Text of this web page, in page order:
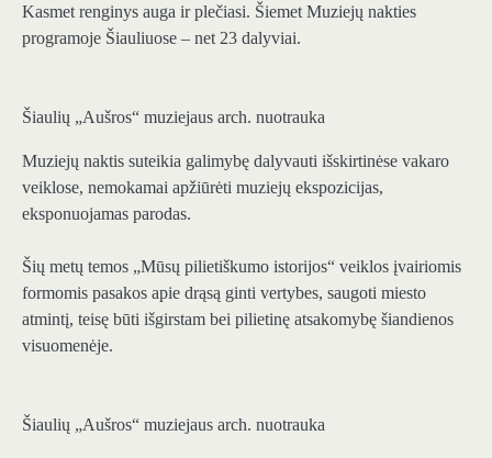
Kasmet renginys auga ir plečiasi. Šiemet Muziejų nakties
programoje Šiauliuose – net 23 dalyviai.
Šiaulių „Aušros“ muziejaus arch. nuotrauka
Muziejų naktis suteikia galimybę dalyvauti išskirtinėse vakaro
veiklose, nemokamai apžiūrėti muziejų ekspozicijas,
eksponuojamas parodas.
Šių metų temos „Mūsų pilietiškumo istorijos“ veiklos įvairiomis
formomis pasakos apie drąsą ginti vertybes, saugoti miesto
atmintį, teisę būti išgirstam bei pilietinę atsakomybę šiandienos
visuomenėje.
Šiaulių „Aušros“ muziejaus arch. nuotrauka